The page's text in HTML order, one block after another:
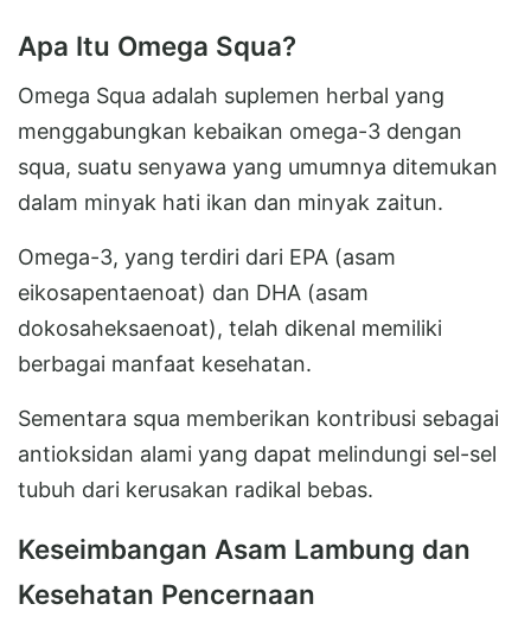
Apa Itu Omega Squa?
Omega Squa adalah suplemen herbal yang
menggabungkan kebaikan omega-3 dengan
squa, suatu senyawa yang umumnya ditemukan
dalam minyak hati ikan dan minyak zaitun.
Omega-3, yang terdiri dari EPA (asam
eikosapentaenoat) dan DHA (asam
dokosaheksaenoat), telah dikenal memiliki
berbagai manfaat kesehatan.
Sementara squa memberikan kontribusi sebagai
antioksidan alami yang dapat melindungi sel-sel
tubuh dari kerusakan radikal bebas.
Keseimbangan Asam Lambung dan
Kesehatan Pencernaan